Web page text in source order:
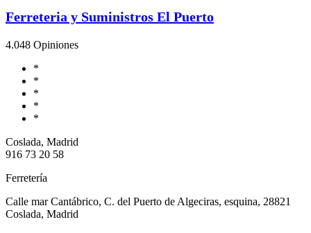
Ferreteria y Suministros El Puerto
4.048 Opiniones
*
*
*
*
*
Coslada, Madrid
916 73 20 58
Ferretería
Calle mar Cantábrico, C. del Puerto de Algeciras, esquina, 28821
Coslada, Madrid